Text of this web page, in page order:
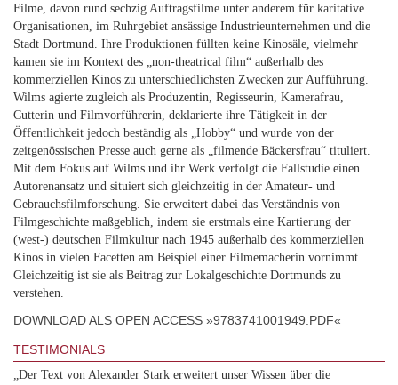
Filme, davon rund sechzig Auftragsfilme unter anderem für karitative
Organisationen, im Ruhrgebiet ansässige Industrieunternehmen und die
Stadt Dortmund. Ihre Produktionen füllten keine Kinosäle, vielmehr
kamen sie im Kontext des „non-theatrical film“ außerhalb des
kommerziellen Kinos zu unterschiedlichsten Zwecken zur Aufführung.
Wilms agierte zugleich als Produzentin, Regisseurin, Kamerafrau,
Cutterin und Filmvorführerin, deklarierte ihre Tätigkeit in der
Öffentlichkeit jedoch beständig als „Hobby“ und wurde von der
zeitgenössischen Presse auch gerne als „filmende Bäckersfrau“ tituliert.
Mit dem Fokus auf Wilms und ihr Werk verfolgt die Fallstudie einen
Autorenansatz und situiert sich gleichzeitig in der Amateur- und
Gebrauchsfilmforschung. Sie erweitert dabei das Verständnis von
Filmgeschichte maßgeblich, indem sie erstmals eine Kartierung der
(west-) deutschen Filmkultur nach 1945 außerhalb des kommerziellen
Kinos in vielen Facetten am Beispiel einer Filmemacherin vornimmt.
Gleichzeitig ist sie als Beitrag zur Lokalgeschichte Dortmunds zu
verstehen.
DOWNLOAD ALS OPEN ACCESS »9783741001949.PDF«
TESTIMONIALS
„Der Text von Alexander Stark erweitert unser Wissen über die